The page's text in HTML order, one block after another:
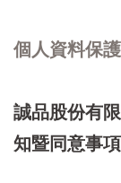
個人資料保
誠品股份有
知暨同意事項